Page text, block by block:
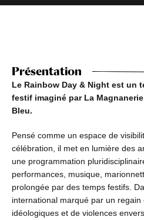
Présentation
Le Rainbow Day & Night est un
festif imaginé par La
Bleu.
Pensé comme un espace de
célébration, il met en lumière des
une programmation
performances, musique,
prolongée par des temps festifs.
international marqué par un regain
idéologiques et de violences